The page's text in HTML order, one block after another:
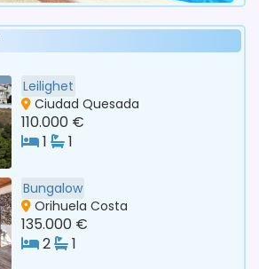
Leilighet
Ciudad Quesada
110.000 €
1
1
Bungalow
Orihuela Costa
135.000 €
2
1